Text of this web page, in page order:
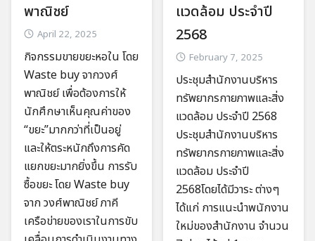
พาณิชย์
April 22, 2025
กิจกรรมขายขยะหอใน โดย
Waste buy จากวงศ์
พาณิชย์ เพื่อต้องการให้
นักศึกษาเห็นคุณค่าของ
“ขยะ”มากกว่าที่เป็นอยู่
และให้ตระหนักถึงการคัด
แยกขยะมากยิ่งขึ้น การรับ
ซื้อขยะ โดย Waste buy
จาก วงศ์พาณิชย์ ภาคี
เครือข่ายของเราในการขับ
แวดล้อม ประจำปี
2568
February 7, 2025
ประชุมสำนักงานบริหาร
ทรัพยากรกายภาพและสิ่ง
แวดล้อม ประจำปี 2568
ประชุมสำนักงานบริหาร
ทรัพยากรกายภาพและสิ่ง
แวดล้อม ประจำปี
2568โดยได้มีวาระ ต่างๆ
ได้แก่ การแนะนำพนักงาน
ใหม่ของสำนักงาน จำนวน